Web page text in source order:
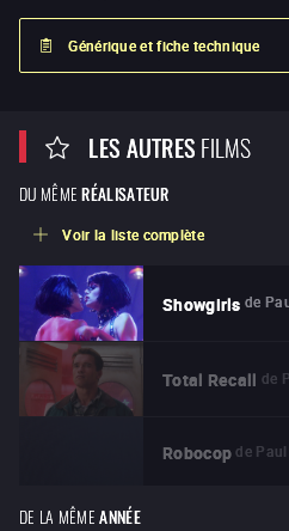
Générique et fiche technique
LES AUTRESFILMS
DU MÊME RÉALISATEUR
Voir la liste complète
Showgirls de
Total Recall de
Robocop de
DE LA MÊME ANNÉE